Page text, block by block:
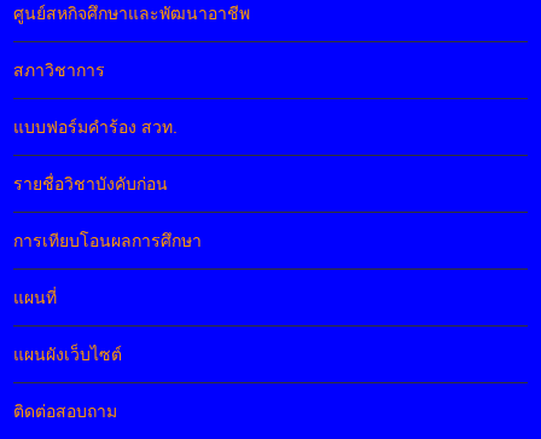
ศูนย์สหกิจศึกษาและพัฒนาอาชีพ
สภาวิชาการ
แบบฟอร์มคำร้อง สวท.
รายชื่อวิชาบังคับก่อน
การเทียบโอนผลการศึกษา
แผนที่
แผนผังเว็บไซต์
ติดต่อสอบถาม